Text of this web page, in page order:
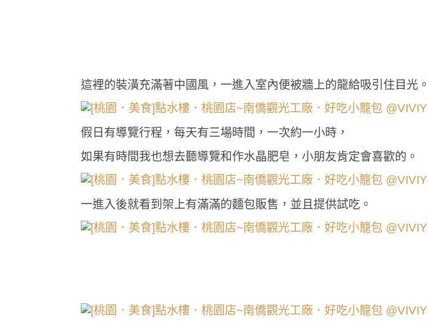
這裡的裝潢充滿著中國風，一進入室內便被牆上的龍給吸引住目光。
假日有導覽行程，每天有三場時間，一次約一小時，
如果有時間我也想去聽導覽和作水晶肥皂，小朋友肯定會喜歡的。
一進入後就看到架上有滿滿的麵包販售，並且提供試吃。